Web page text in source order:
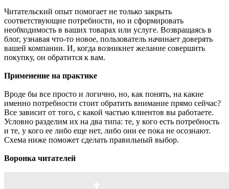
Читательский опыт помогает не только закрыть
соответствующие потребности, но и сформировать
необходимость в ваших товарах или услуге. Возвращаясь в
блог, узнавая что-то новое, пользователь начинает доверять
вашей компании. И, когда возникнет желание совершить
покупку, он обратится к вам.
Применение на практике
Вроде бы все просто и логично, но, как понять, на какие
именно потребности стоит обратить внимание прямо сейчас?
Все зависит от того, с какой частью клиентов вы работаете.
Условно разделим их на два типа: те, у кого есть потребность
и те, у кого ее либо еще нет, либо они ее пока не осознают.
Схема ниже поможет сделать правильный выбор.
Воронка читателей